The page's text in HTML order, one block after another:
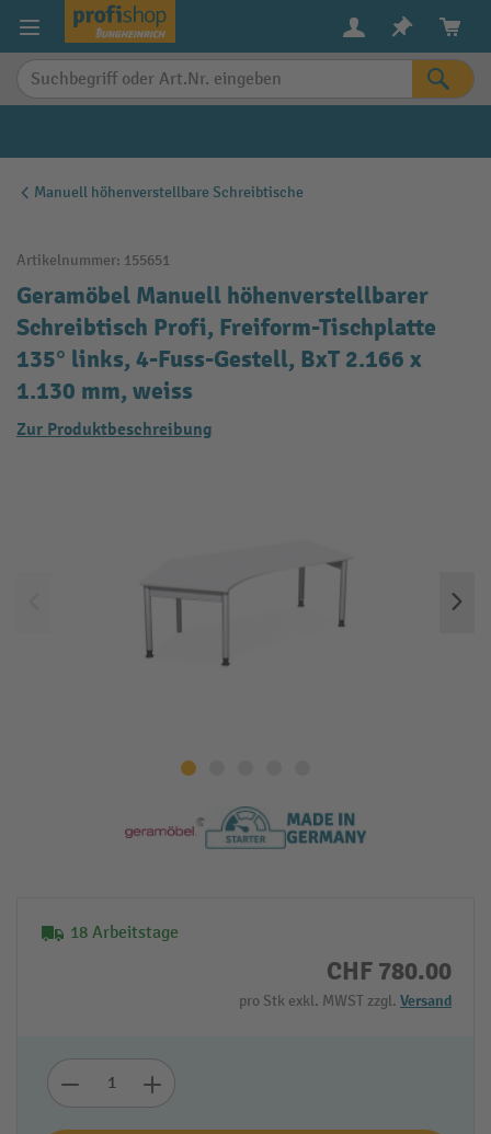
springen
Manuell höhenverstellbare Schreibtische
Artikelnummer: 155651
Geramöbel Manuell höhenverstellbarer
Schreibtisch Profi, Freiform-Tischplatte
135° links, 4-Fuss-Gestell, BxT 2.166 x
1.130 mm, weiss
Zur Produktbeschreibung
18 Arbeitstage
CHF 780.00
pro Stk exkl. MWST zzgl. Versand